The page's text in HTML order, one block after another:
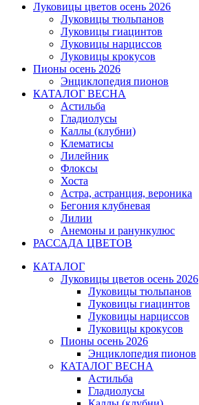
Луковицы цветов осень 2026
Луковицы тюльпанов
Луковицы гиацинтов
Луковицы нарциссов
Луковицы крокусов
Пионы осень 2026
Энциклопедия пионов
КАТАЛОГ ВЕСНА
Астильба
Гладиолусы
Каллы (клубни)
Клематисы
Лилейник
Флоксы
Хоста
Астра, астранция, вероника
Бегония клубневая
Лилии
Анемоны и ранункулюс
РАССАДА ЦВЕТОВ
КАТАЛОГ
Луковицы цветов осень 2026
Луковицы тюльпанов
Луковицы гиацинтов
Луковицы нарциссов
Луковицы крокусов
Пионы осень 2026
Энциклопедия пионов
КАТАЛОГ ВЕСНА
Астильба
Гладиолусы